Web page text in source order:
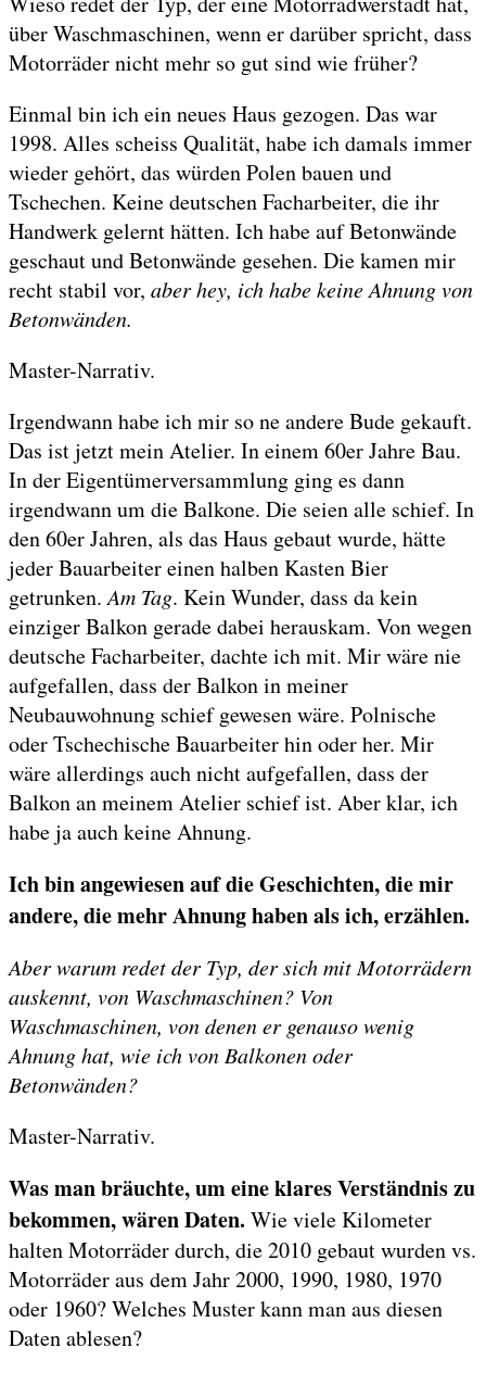
über Waschmaschinen, wenn er darüber spricht, dass
Motorräder nicht mehr so gut sind wie früher?
Einmal bin ich ein neues Haus gezogen. Das war
1998. Alles scheiss Qualität, habe ich damals immer
wieder gehört, das würden Polen bauen und
Tschechen. Keine deutschen Facharbeiter, die ihr
Handwerk gelernt hätten. Ich habe auf Betonwände
geschaut und Betonwände gesehen. Die kamen mir
recht stabil vor, aber hey, ich habe keine Ahnung von
Betonwänden.
Master-Narrativ.
Irgendwann habe ich mir so ne andere Bude gekauft.
Das ist jetzt mein Atelier. In einem 60er Jahre Bau.
In der Eigentümerversammlung ging es dann
irgendwann um die Balkone. Die seien alle schief. In
den 60er Jahren, als das Haus gebaut wurde, hätte
jeder Bauarbeiter einen halben Kasten Bier
getrunken.Am Tag. Kein Wunder, dass da kein
einziger Balkon gerade dabei herauskam. Von wegen
deutsche Facharbeiter, dachte ich mit. Mir wäre nie
aufgefallen, dass der Balkon in meiner
Neubauwohnung schief gewesen wäre. Polnische
oder Tschechische Bauarbeiter hin oder her. Mir
wäre allerdings auch nicht aufgefallen, dass der
Balkon an meinem Atelier schief ist. Aber klar, ich
habe ja auch keine Ahnung.
Ich bin angewiesen auf die Geschichten, die mir
andere, die mehr Ahnung haben als ich, erzählen.
Aber warum redet der Typ, der sich mit Motorrädern
auskennt, von Waschmaschinen? Von
Waschmaschinen, von denen er genauso wenig
Ahnung hat, wie ich von Balkonen oder
Betonwänden?
Master-Narrativ.
Was man bräuchte, um eine klares Verständnis zu
bekommen, wären Daten. Wie viele Kilometer
halten Motorräder durch, die 2010 gebaut wurden vs.
Motorräder aus dem Jahr 2000, 1990, 1980, 1970
oder 1960? Welches Muster kann man aus diesen
Daten ablesen?